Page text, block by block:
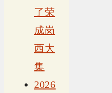
了荣
成岗
西大
集
2026